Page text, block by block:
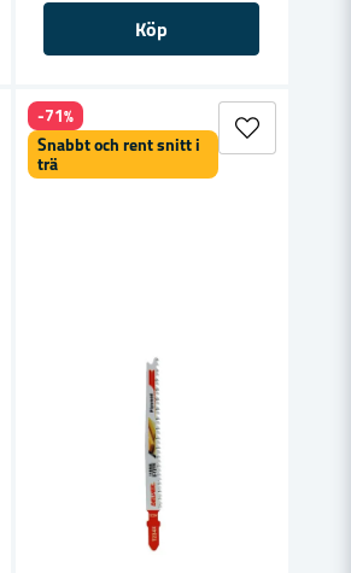
Köp
-71%
Snabbt och rent snitt i
trä